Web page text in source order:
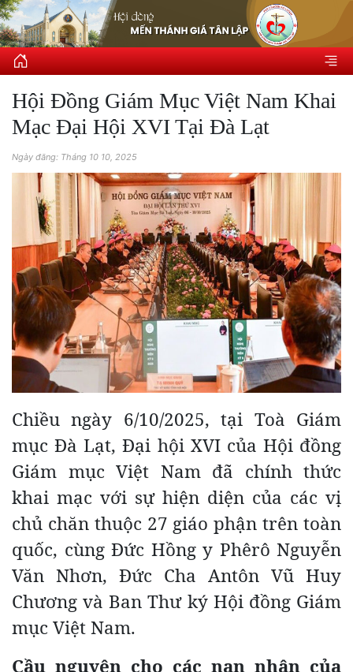
Hội Đồng Giám Mục Việt Nam Khai
Mạc Đại Hội XVI Tại Đà Lạt
Ngày đăng: Tháng 10 10, 2025
Chiều ngày 6/10/2025, tại Toà Giám
mục Đà Lạt, Đại hội XVI của Hội đồng
Giám mục Việt Nam đã chính thức
khai mạc với sự hiện diện của các vị
chủ chăn thuộc 27 giáo phận trên toàn
quốc, cùng Đức Hồng y Phêrô Nguyễn
Văn Nhơn, Đức Cha Antôn Vũ Huy
Chương và Ban Thư ký Hội đồng Giám
mục Việt Nam.
Cầu nguyện cho các nạn nhân của